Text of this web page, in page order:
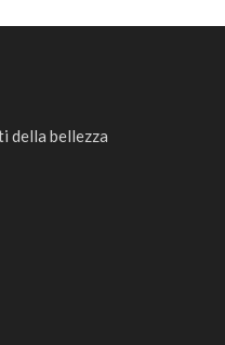
della bellezza